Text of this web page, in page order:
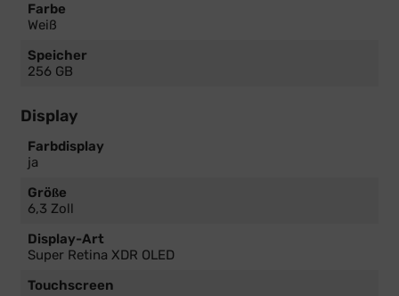
Farbe
Weiß
Speicher
256 GB
Display
Farbdisplay
ja
Größe
6,3 Zoll
Display-Art
Super Retina XDR OLED
Touchscreen